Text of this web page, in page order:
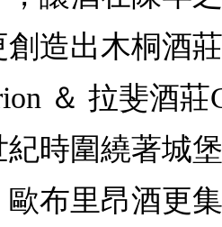
造出木桐酒
＆ 拉斐酒莊
時圍繞著城
布里昂酒更